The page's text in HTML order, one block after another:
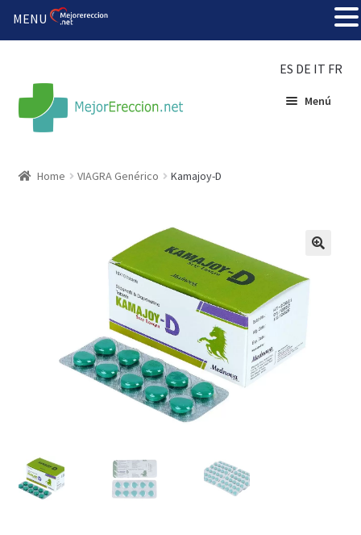
ES DE IT FR
Menú
Viaje romántico.
Base de datos de productos
Home VIAGRA Genérico Kamajoy-D
MENU